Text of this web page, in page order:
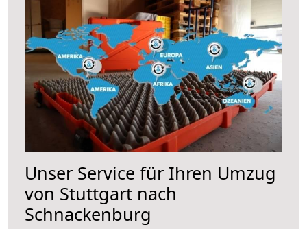
Unser Service für Ihren Umzug
von Stuttgart nach
Schnackenburg